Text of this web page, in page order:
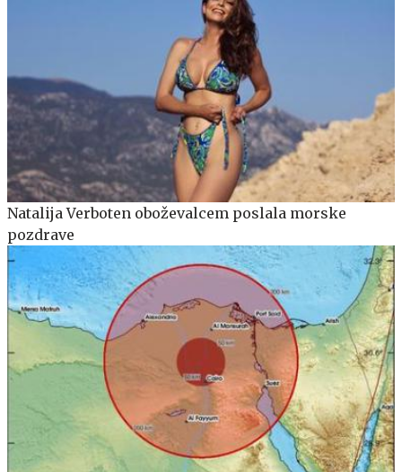
Natalija Verboten oboževalcem poslala morske
pozdrave